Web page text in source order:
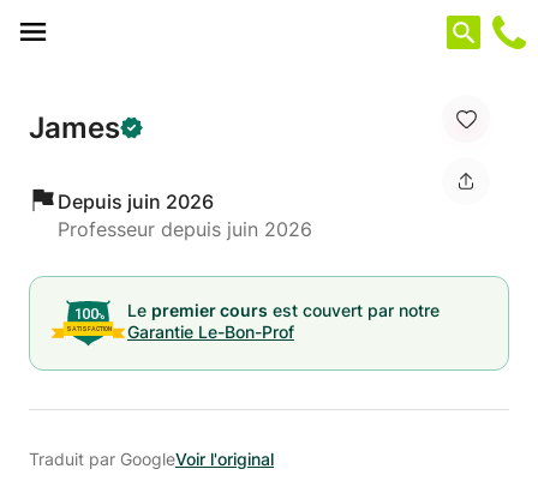
James
Depuis juin 2026
Professeur depuis juin 2026
Le premier cours est couvert par notre
Garantie Le-Bon-Prof
Traduit par GoogleVoir l'original